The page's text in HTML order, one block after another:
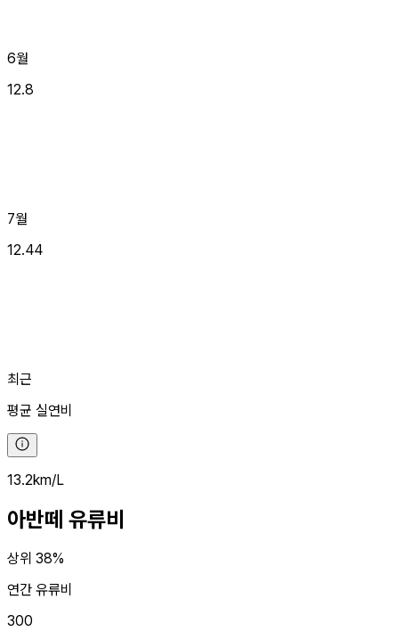
6월
12.8
7월
12.44
최근
평균 실연비
13.2km/L
아반떼 유류비
상위 38%
연간 유류비
300